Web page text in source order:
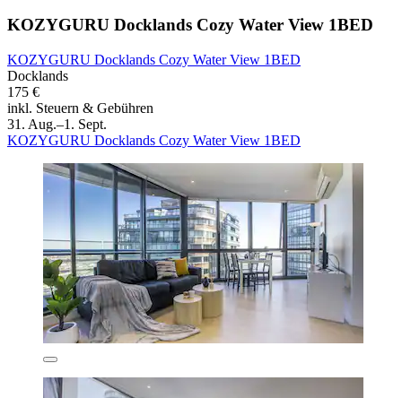
KOZYGURU Docklands Cozy Water View 1BED
KOZYGURU Docklands Cozy Water View 1BED
Docklands
175 €
inkl. Steuern & Gebühren
31. Aug.–1. Sept.
KOZYGURU Docklands Cozy Water View 1BED